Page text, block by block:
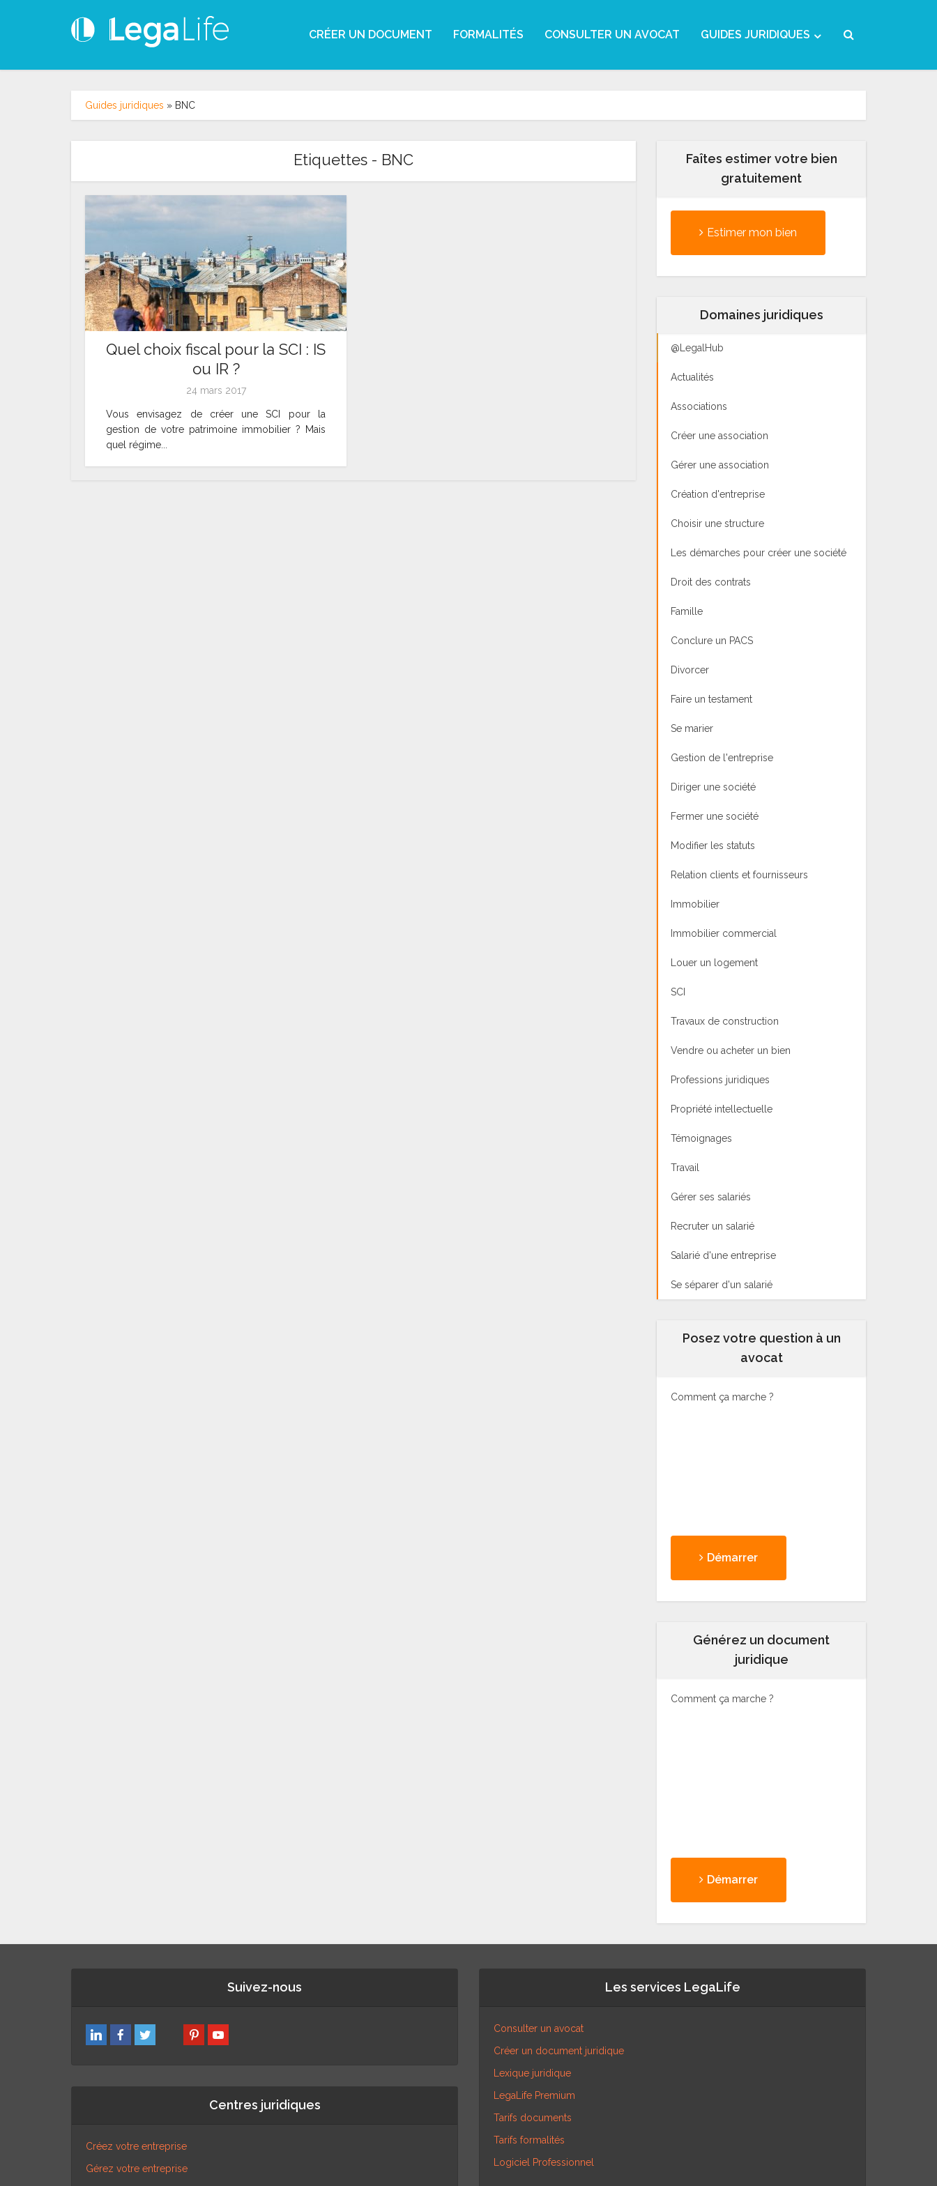
CRÉER UN DOCUMENT FORMALITÉS CONSULTER UN AVOCAT GUIDES JURIDIQUES
Guides juridiques » BNC
Etiquettes - BNC
Quel choix fiscal pour la SCI : IS
ou IR ?
24 mars 2017
Vous envisagez de créer une SCI pour la
gestion de votre patrimoine immobilier ? Mais
quel régime...
Faîtes estimer votre bien
gratuitement
Estimer mon bien
Domaines juridiques
@LegalHub
Actualités
Associations
Créer une association
Gérer une association
Création d'entreprise
Choisir une structure
Les démarches pour créer une société
Droit des contrats
Famille
Conclure un PACS
Divorcer
Faire un testament
Se marier
Gestion de l'entreprise
Diriger une société
Fermer une société
Modifier les statuts
Relation clients et fournisseurs
Immobilier
Immobilier commercial
Louer un logement
SCI
Travaux de construction
Vendre ou acheter un bien
Professions juridiques
Propriété intellectuelle
Témoignages
Travail
Gérer ses salariés
Recruter un salarié
Salarié d'une entreprise
Se séparer d'un salarié
Posez votre question à un
avocat
Comment ça marche ?
Démarrer
Générez un document
juridique
Comment ça marche ?
Démarrer
Suivez-nous
Centres juridiques
Créez votre entreprise
Gérez votre entreprise
Les services LegaLife
Consulter un avocat
Créer un document juridique
Lexique juridique
LegaLife Premium
Tarifs documents
Tarifs formalités
Logiciel Professionnel